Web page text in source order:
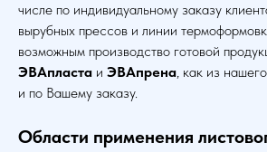
числе по индивидуальному заказу
вырубных прессов и линии
возможным производство готовой
ЭВАпласта и ЭВАпрена, как из
и по Вашему заказу.
Области применения